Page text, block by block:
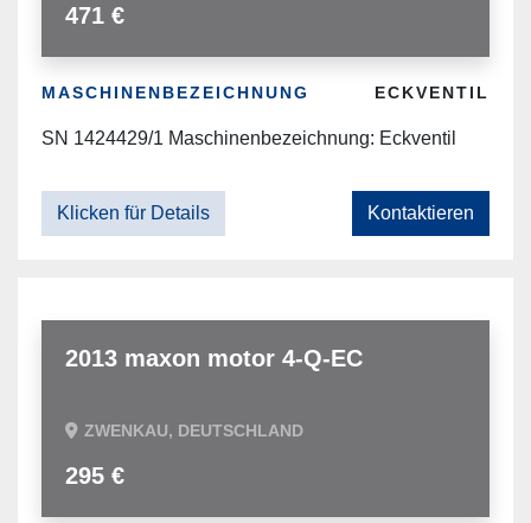
471 €
MASCHINENBEZEICHNUNG ECKVENTIL
SN 1424429/1 Maschinenbezeichnung: Eckventil
Klicken für Details Kontaktieren
2013 maxon motor 4-Q-EC
ZWENKAU, DEUTSCHLAND
295 €